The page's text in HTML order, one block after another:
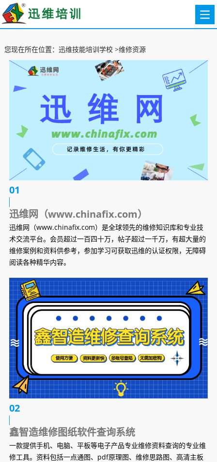
您现在所在位置： 迅维技能培训学校>维修资源
01
迅维网（www.chinafix.com）
迅维网（www.chinafix.com）是全球领先的维修知识库和专业技
术交流平台。会员超过一百四十万，帖子超过一千万，有超大量的
维修案例和资料供参考，参加学习可获取迅维的认证权限，无障碍
阅读各种精华内容。
02
鑫智造维修图纸软件查询系统
一款提供手机、电脑、平板等电子产品专业维修资料查询的专业维
修工具。资料包括一点通图、pdf原理图、维修思路图、高清主板